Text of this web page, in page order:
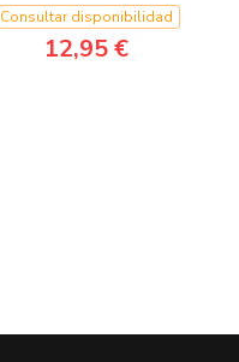
Consultar disponibilidad
12,95 €